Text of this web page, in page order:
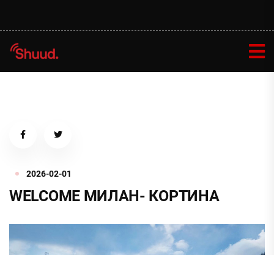
2026-02-01
WELCOME МИЛАН- КОРТИНА